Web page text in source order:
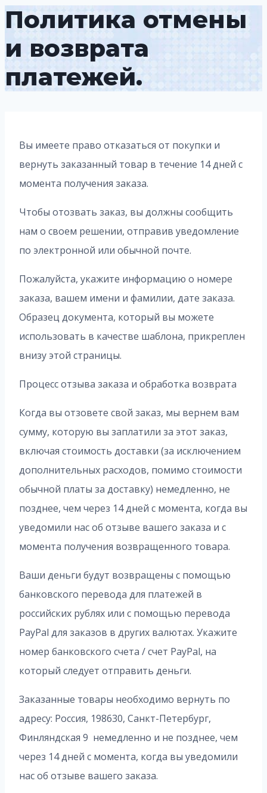
Политика отмены
и возврата
платежей.
Вы имеете право отказаться от покупки и
вернуть заказанный товар в течение 14 дней с
момента получения заказа.
Чтобы отозвать заказ, вы должны сообщить
нам о своем решении, отправив уведомление
по электронной или обычной почте.
Пожалуйста, укажите информацию о номере
заказа, вашем имени и фамилии, дате заказа.
Образец документа, который вы можете
использовать в качестве шаблона, прикреплен
внизу этой страницы.
Процесс отзыва заказа и обработка возврата
Когда вы отзовете свой заказ, мы вернем вам
сумму, которую вы заплатили за этот заказ,
включая стоимость доставки (за исключением
дополнительных расходов, помимо стоимости
обычной платы за доставку) немедленно, не
позднее, чем через 14 дней с момента, когда вы
уведомили нас об отзыве вашего заказа и с
момента получения возвращенного товара.
Ваши деньги будут возвращены с помощью
банковского перевода для платежей в
российских рублях или с помощью перевода
PayPal для заказов в других валютах. Укажите
номер банковского счета / счет PayPal, на
который следует отправить деньги.
Заказанные товары необходимо вернуть по
адресу: Россия, 198630, Санкт-Петербург,
Финляндская 9 немедленно и не позднее, чем
через 14 дней с момента, когда вы уведомили
нас об отзыве вашего заказа.